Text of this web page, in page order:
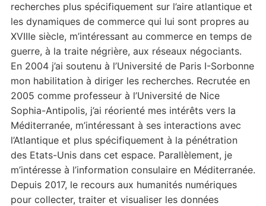
recherches plus spécifiquement sur l’aire atlantique et
les dynamiques de commerce qui lui sont propres au
XVIIIe siècle, m’intéressant au commerce en temps de
guerre, à la traite négrière, aux réseaux négociants.
En 2004 j’ai soutenu à l’Université de Paris I-Sorbonne
mon habilitation à diriger les recherches. Recrutée en
2005 comme professeur à l’Université de Nice
Sophia-Antipolis, j’ai réorienté mes intérêts vers la
Méditerranée, m’intéressant à ses interactions avec
l’Atlantique et plus spécifiquement à la pénétration
des Etats-Unis dans cet espace. Parallèlement, je
m’intéresse à l’information consulaire en Méditerranée.
Depuis 2017, le recours aux humanités numériques
pour collecter, traiter et visualiser les données